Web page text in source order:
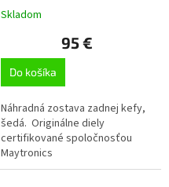
Skladom
95 €
Do košíka
Náhradná zostava zadnej kefy,
šedá. Originálne diely
certifikované spoločnosťou
Maytronics